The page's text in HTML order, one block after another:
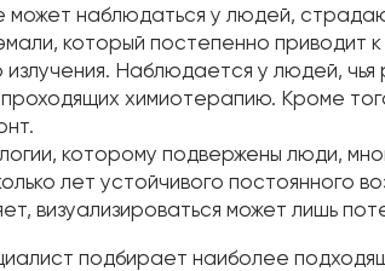
наблюдаться у людей,
который постепенно приводит
излучения. Наблюдается у людей,
химиотерапию. Кроме
которому подвержены люди,
лет устойчивого постоянного
визуализироваться может лишь
подбирает наиболее